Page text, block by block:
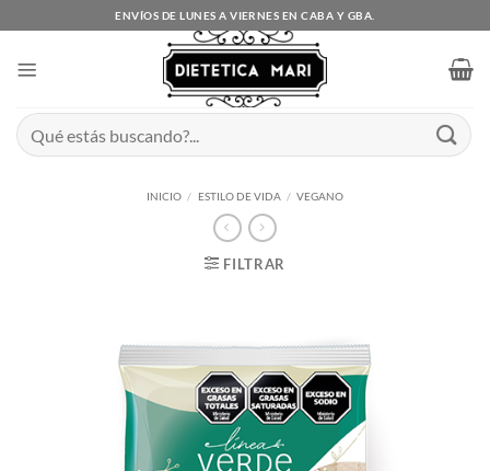
al
ENVÍOS DE LUNES A VIERNES EN CABA Y GBA.
Buscar
por:
INICIO / ESTILO DE VIDA / VEGANO
FILTRAR